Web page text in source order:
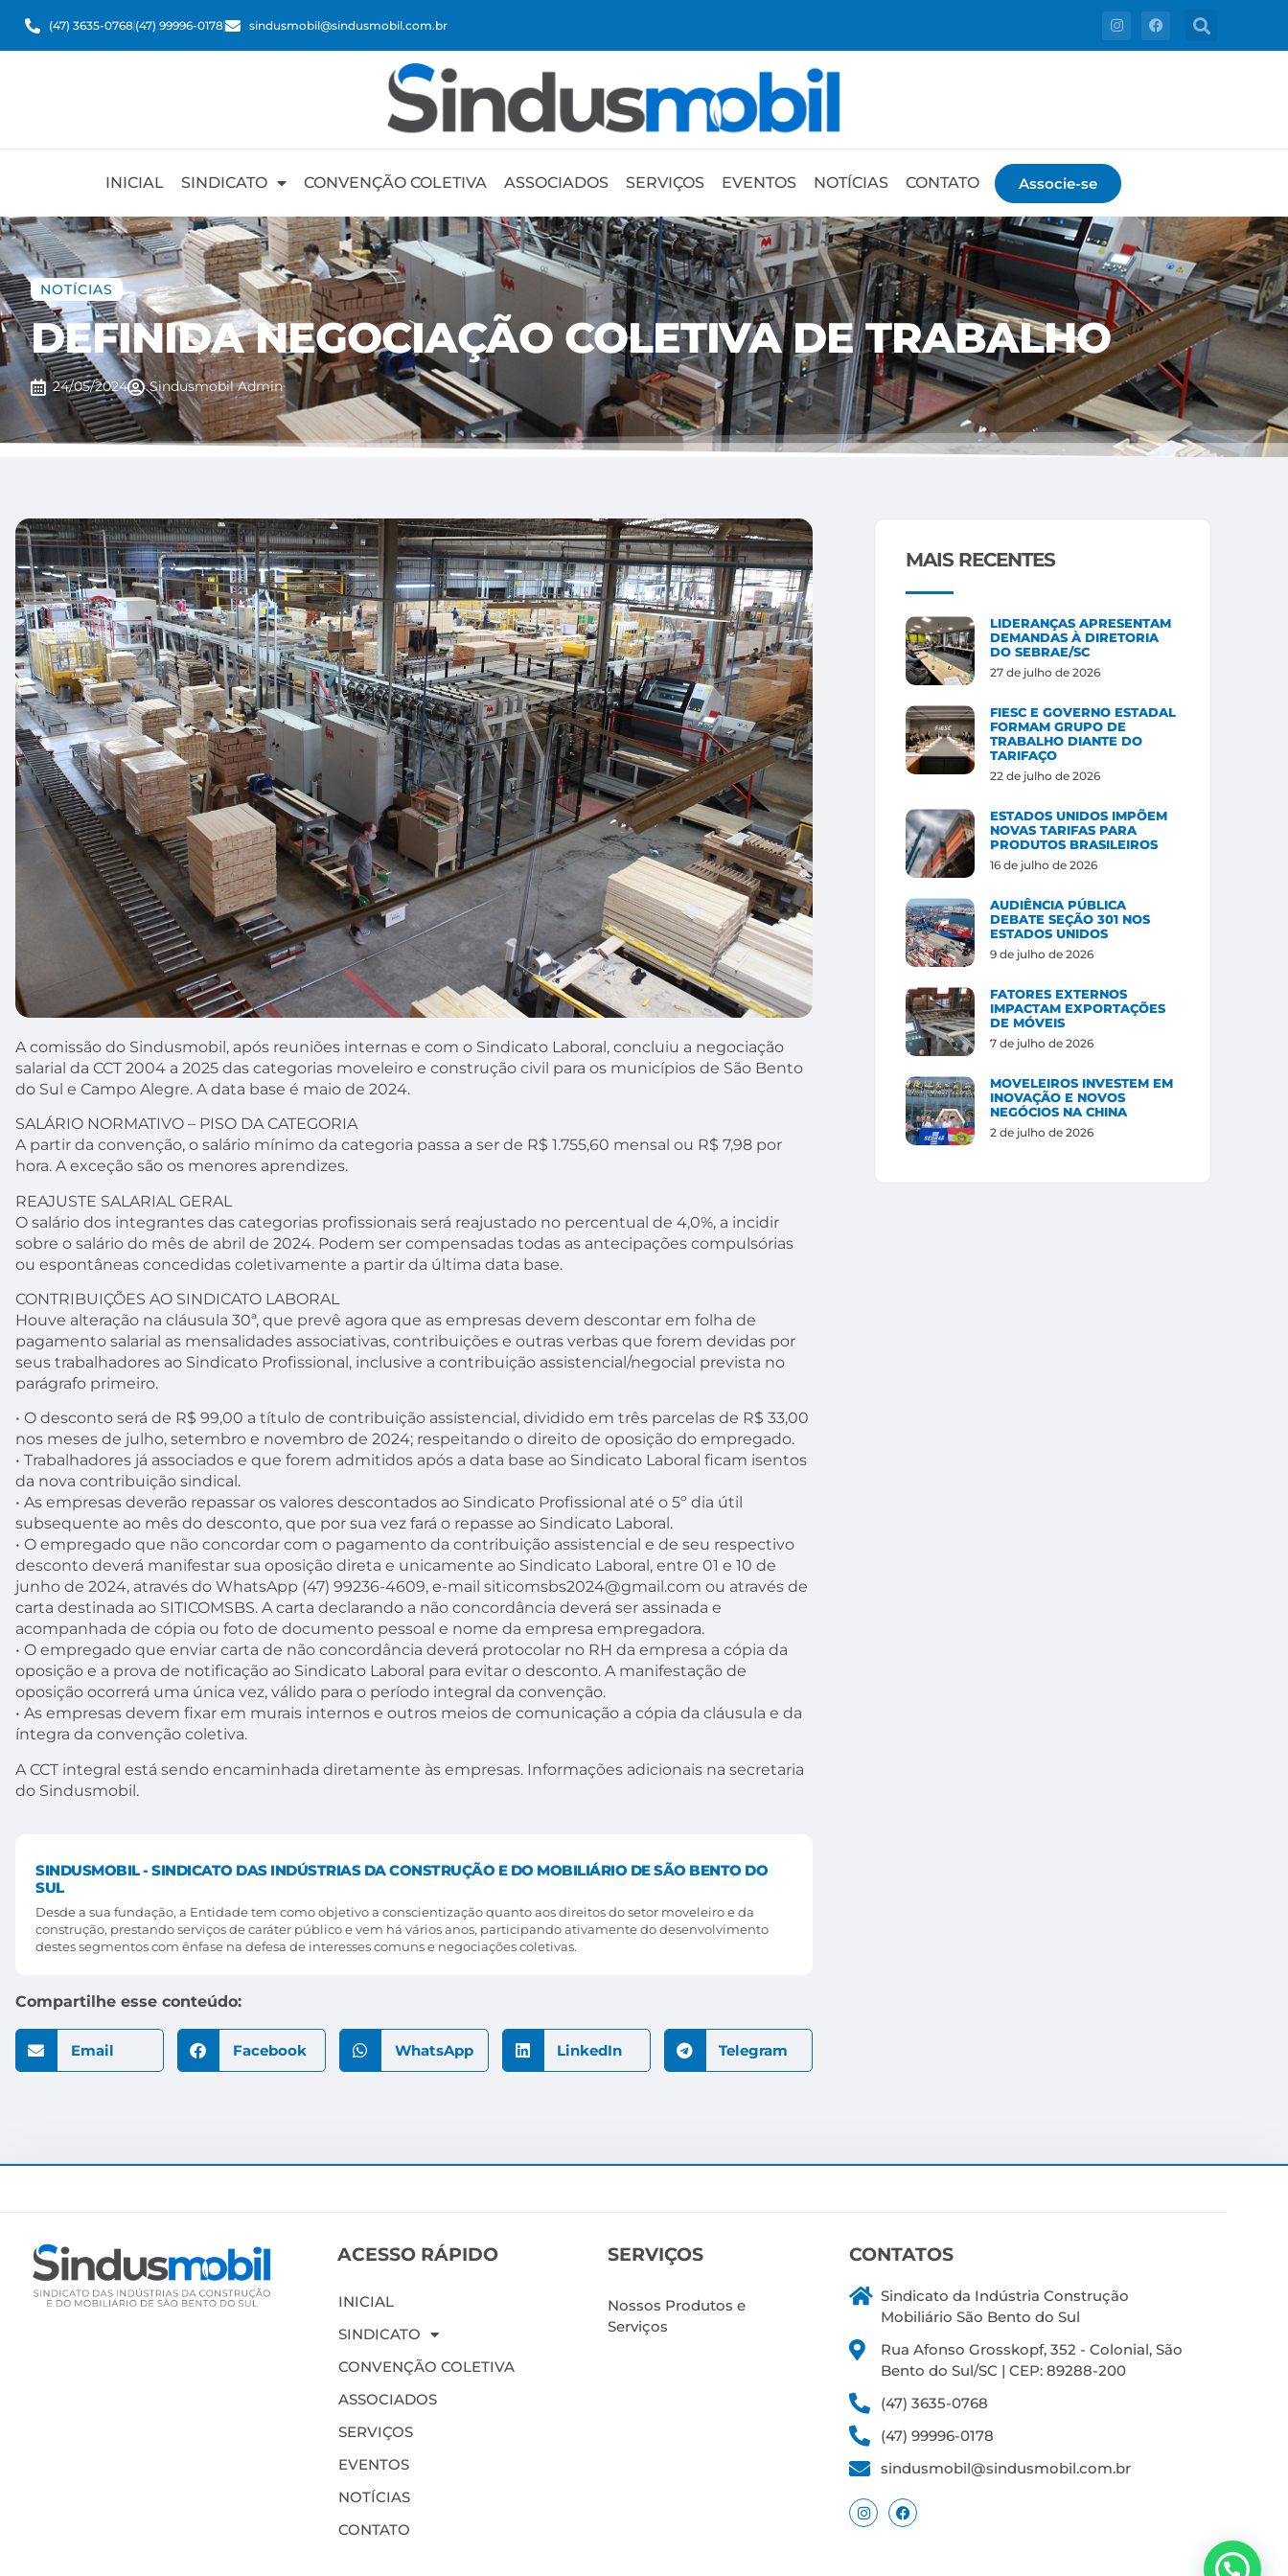
(47) 3635-0768 (47) 99996-0178 sindusmobil@sindusmobil.com.br
INICIAL SINDICATO CONVENÇÃO COLETIVA ASSOCIADOS SERVIÇOS EVENTOS NOTÍCIAS CONTATO Associe-se
NOTÍCIAS
DEFINIDA NEGOCIAÇÃO COLETIVA DE TRABALHO
24/05/2024 SindusmobilAdmin
A comissão do Sindusmobil, após reuniões internas e com o Sindicato Laboral, concluiu a negociação
salarial da CCT 2004 a 2025 das categorias moveleiro e construção civil para os municípios de São Bento
do Sul e Campo Alegre. A data base é maio de 2024.
SALÁRIO NORMATIVO – PISO DA CATEGORIA
A partir da convenção, o salário mínimo da categoria passa a ser de R$ 1.755,60 mensal ou R$ 7,98 por
hora. A exceção são os menores aprendizes.
REAJUSTE SALARIAL GERAL
O salário dos integrantes das categorias profissionais será reajustado no percentual de 4,0%, a incidir
sobre o salário do mês de abril de 2024. Podem ser compensadas todas as antecipações compulsórias
ou espontâneas concedidas coletivamente a partir da última data base.
CONTRIBUIÇÕES AO SINDICATO LABORAL
Houve alteração na cláusula 30ª, que prevê agora que as empresas devem descontar em folha de
pagamento salarial as mensalidades associativas, contribuições e outras verbas que forem devidas por
seus trabalhadores ao Sindicato Profissional, inclusive a contribuição assistencial/negocial prevista no
parágrafo primeiro.
• O desconto será de R$ 99,00 a título de contribuição assistencial, dividido em três parcelas de R$ 33,00
nos meses de julho, setembro e novembro de 2024; respeitando o direito de oposição do empregado.
• Trabalhadores já associados e que forem admitidos após a data base ao Sindicato Laboral ficam isentos
da nova contribuição sindical.
• As empresas deverão repassar os valores descontados ao Sindicato Profissional até o 5º dia útil
subsequente ao mês do desconto, que por sua vez fará o repasse ao Sindicato Laboral.
• O empregado que não concordar com o pagamento da contribuição assistencial e de seu respectivo
desconto deverá manifestar sua oposição direta e unicamente ao Sindicato Laboral, entre 01 e 10 de
junho de 2024, através do WhatsApp (47) 99236-4609, e-mail siticomsbs2024@gmail.com ou através de
carta destinada ao SITICOMSBS. A carta declarando a não concordância deverá ser assinada e
acompanhada de cópia ou foto de documento pessoal e nome da empresa empregadora.
• O empregado que enviar carta de não concordância deverá protocolar no RH da empresa a cópia da
oposição e a prova de notificação ao Sindicato Laboral para evitar o desconto. A manifestação de
oposição ocorrerá uma única vez, válido para o período integral da convenção.
• As empresas devem fixar em murais internos e outros meios de comunicação a cópia da cláusula e da
íntegra da convenção coletiva.
A CCT integral está sendo encaminhada diretamente às empresas. Informações adicionais na secretaria
do Sindusmobil.
SINDUSMOBIL - SINDICATO DAS INDÚSTRIAS DA CONSTRUÇÃO E DO MOBILIÁRIO DE SÃO BENTO DO
SUL
Desde a sua fundação, a Entidade tem como objetivo a conscientização quanto aos direitos do setor moveleiro e da
construção, prestando serviços de caráter público e vem há vários anos, participando ativamente do desenvolvimento
destes segmentos com ênfase na defesa de interesses comuns e negociações coletivas.
Compartilhe esse conteúdo:
Email Facebook WhatsApp LinkedIn Telegram
MAIS RECENTES
LIDERANÇAS APRESENTAM
DEMANDAS À DIRETORIA
DO SEBRAE/SC
27 de julho de 2026
FIESC E GOVERNO ESTADAL
FORMAM GRUPO DE
TRABALHO DIANTE DO
TARIFAÇO
22 de julho de 2026
ESTADOS UNIDOS IMPÕEM
NOVAS TARIFAS PARA
PRODUTOS BRASILEIROS
16 de julho de 2026
AUDIÊNCIA PÚBLICA
DEBATE SEÇÃO 301 NOS
ESTADOS UNIDOS
9 de julho de 2026
FATORES EXTERNOS
IMPACTAM EXPORTAÇÕES
DE MÓVEIS
7 de julho de 2026
MOVELEIROS INVESTEM EM
INOVAÇÃO E NOVOS
NEGÓCIOS NA CHINA
2 de julho de 2026
ACESSO RÁPIDO
INICIAL
SINDICATO
CONVENÇÃO COLETIVA
ASSOCIADOS
SERVIÇOS
EVENTOS
NOTÍCIAS
CONTATO
SERVIÇOS
Nossos Produtos e
Serviços
CONTATOS
Sindicato da Indústria Construção
Mobiliário São Bento do Sul
Rua Afonso Grosskopf, 352 - Colonial, São
Bento do Sul/SC | CEP: 89288-200
(47) 3635-0768
(47) 99996-0178
sindusmobil@sindusmobil.com.br